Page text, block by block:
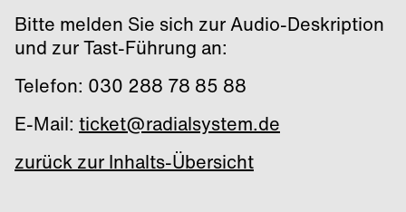
Bitte melden Sie sich zur Audio-Deskription
und zur Tast-Führung an:
Telefon: 030 288 78 85 88
E-Mail: ticket@radialsystem.de
zurück zur Inhalts-Übersicht